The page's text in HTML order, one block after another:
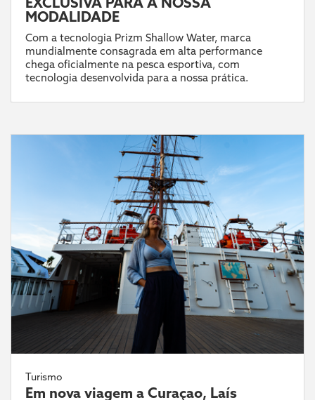
MODALIDADE
Com a tecnologia Prizm Shallow Water, marca
mundialmente consagrada em alta performance
chega oficialmente na pesca esportiva, com
tecnologia desenvolvida para a nossa prática.
Turismo
Em nova viagem a Curaçao, Laís